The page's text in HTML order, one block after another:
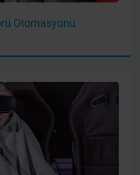
Otomasyonu